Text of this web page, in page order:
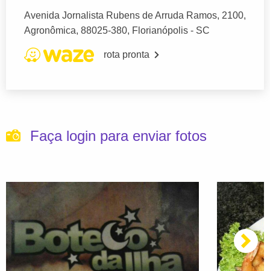
Avenida Jornalista Rubens de Arruda Ramos, 2100,
Agronômica, 88025-380, Florianópolis - SC
rota pronta
Faça login para enviar fotos